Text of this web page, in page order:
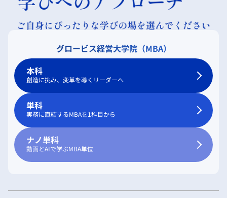
グロービス経営大学院（MBA）
本科
創造に挑み、変革を導くリーダーへ
単科
実務に直結するMBAを1科目から
ナノ単科
動画とAIで学ぶMBA単位